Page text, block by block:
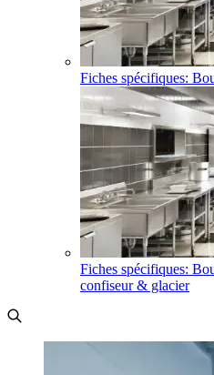
Fiches spécifiques:
Fiches spécifiques:
confiseur & glacier